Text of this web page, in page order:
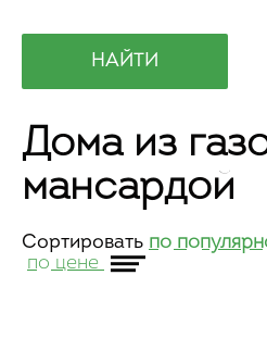
Дома из
мансардой
Сортировать по
по цене